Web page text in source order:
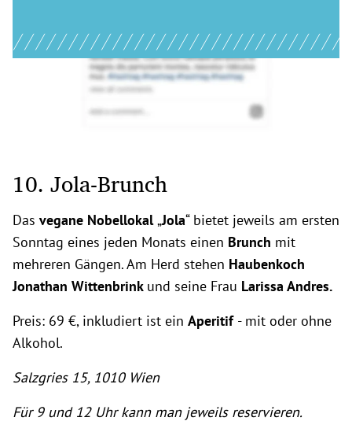
10. Jola-Brunch
Das vegane Nobellokal„Jola“ bietet jeweils am ersten
Sonntag eines jeden Monats einen Brunch mit
mehreren Gängen. Am Herd stehen Haubenkoch
Jonathan Wittenbrink und seine Frau Larissa Andres.
Preis: 69 €, inkludiert ist ein Aperitif - mit oder ohne
Alkohol.
Salzgries 15, 1010 Wien
Für 9 und 12 Uhr kann man jeweils reservieren.